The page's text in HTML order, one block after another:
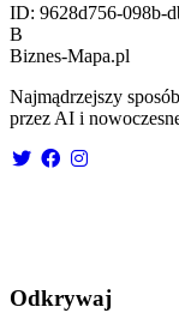
ID: 9628d756-098b-
B
Biznes-Mapa.pl
Najmądrzejszy
przez AI i
Odkrywaj